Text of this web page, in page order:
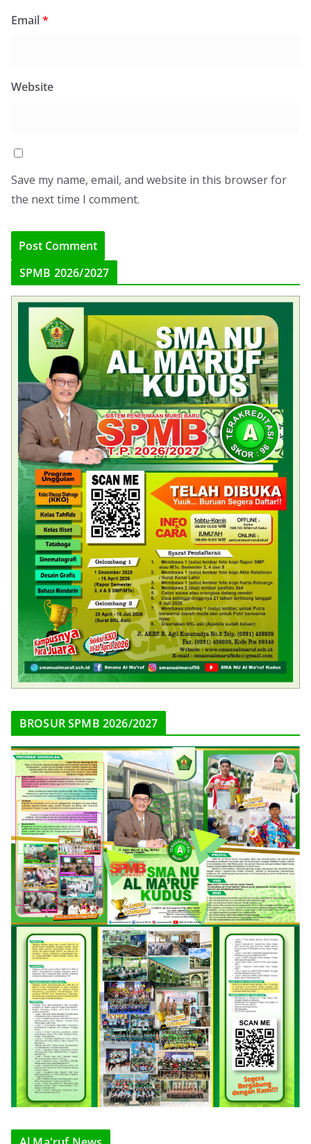
Email*
Website
Save my name, email, and website in this browser for
the next time I comment.
SPMB 2026/2027
BROSUR SPMB 2026/2027